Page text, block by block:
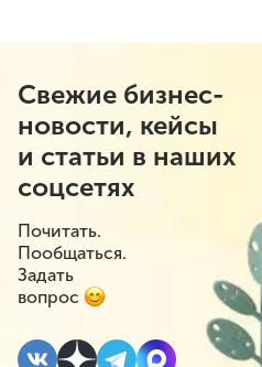
Свежие бизнес-
новости, кейсы
и статьи в наших
соцсетях
Почитать.
Пообщаться.
Задать
вопрос